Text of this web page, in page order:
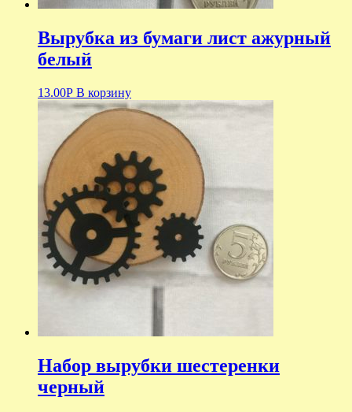
Вырубка из бумаги лист ажурный
белый
13.00Р В корзину
Набор вырубки шестеренки
черный